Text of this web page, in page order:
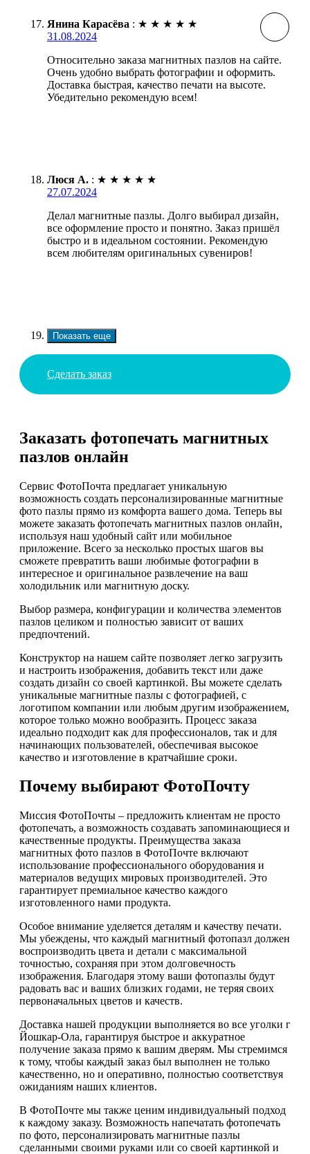
Янина Карасёва : ★ ★ ★ ★ ★
31.08.2024
Относительно заказа магнитных пазлов на сайте.
Очень удобно выбрать фотографии и оформить.
Доставка быстрая, качество печати на высоте.
Убедительно рекомендую всем!
Люся А. : ★ ★ ★ ★ ★
27.07.2024
Делал магнитные пазлы. Долго выбирал дизайн,
все оформление просто и понятно. Заказ пришёл
быстро и в идеальном состоянии. Рекомендую
всем любителям оригинальных сувениров!
Показать еще
Сделать заказ
Заказать фотопечать магнитных
пазлов онлайн
Сервис ФотоПочта предлагает уникальную
возможность создать персонализированные магнитные
фото пазлы прямо из комфорта вашего дома. Теперь вы
можете заказать фотопечать магнитных пазлов онлайн,
используя наш удобный сайт или мобильное
приложение. Всего за несколько простых шагов вы
сможете превратить ваши любимые фотографии в
интересное и оригинальное развлечение на ваш
холодильник или магнитную доску.
Выбор размера, конфигурации и количества элементов
пазлов целиком и полностью зависит от ваших
предпочтений.
Конструктор на нашем сайте позволяет легко загрузить
и настроить изображения, добавить текст или даже
создать дизайн со своей картинкой. Вы можете сделать
уникальные магнитные пазлы с фотографией, с
логотипом компании или любым другим изображением,
которое только можно вообразить. Процесс заказа
идеально подходит как для профессионалов, так и для
начинающих пользователей, обеспечивая высокое
качество и изготовление в кратчайшие сроки.
Почему выбирают ФотоПочту
Миссия ФотоПочты – предложить клиентам не просто
фотопечать, а возможность создавать запоминающиеся и
качественные продукты. Преимущества заказа
магнитных фото пазлов в ФотоПочте включают
использование профессионального оборудования и
материалов ведущих мировых производителей. Это
гарантирует премиальное качество каждого
изготовленного нами продукта.
Особое внимание уделяется деталям и качеству печати.
Мы убеждены, что каждый магнитный фотопазл должен
воспроизводить цвета и детали с максимальной
точностью, сохраняя при этом долговечность
изображения. Благодаря этому ваши фотопазлы будут
радовать вас и ваших близких годами, не теряя своих
первоначальных цветов и качеств.
Доставка нашей продукции выполняется во все уголки г
Йошкар-Ола, гарантируя быстрое и аккуратное
получение заказа прямо к вашим дверям. Мы стремимся
к тому, чтобы каждый заказ был выполнен не только
качественно, но и оперативно, полностью соответствуя
ожиданиям наших клиентов.
В ФотоПочте мы также ценим индивидуальный подход
к каждому заказу. Возможность напечатать фотопечать
по фото, персонализировать магнитные пазлы
сделанными своими руками или со своей картинкой и